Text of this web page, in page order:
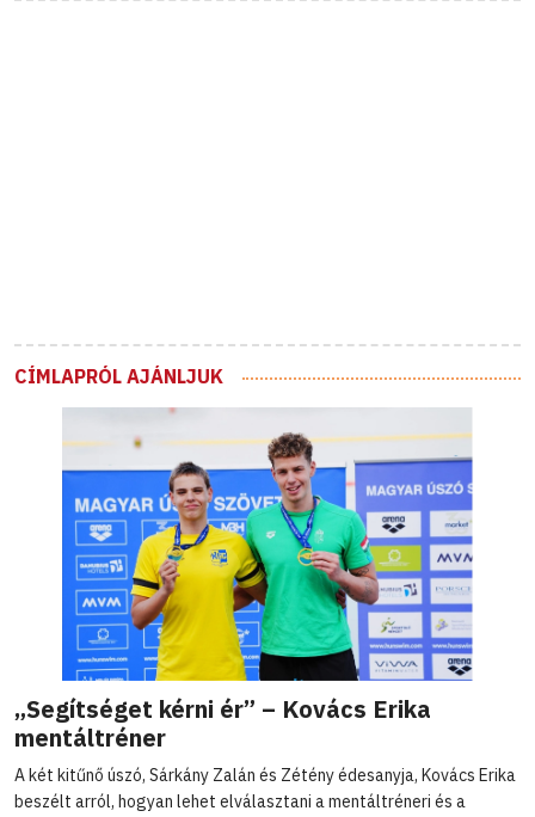
CÍMLAPRÓL AJÁNLJUK
„Segítséget kérni ér” – Kovács Erika
mentáltréner
A két kitűnő úszó, Sárkány Zalán és Zétény édesanyja, Kovács Erika
beszélt arról, hogyan lehet elválasztani a mentáltréneri és a